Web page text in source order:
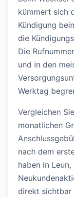
kümmert sich
Kündigung
die
Die
und in den
Werktag
Vergleichen
monatlichen
nach dem
haben in
direkt sichtbar